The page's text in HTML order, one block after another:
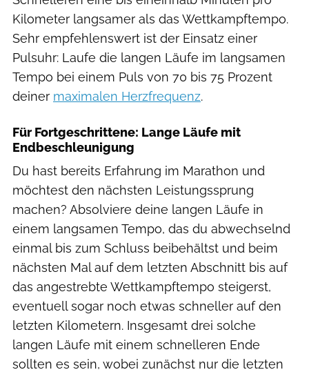
Kilometer langsamer als das Wettkampftempo.
Sehr empfehlenswert ist der Einsatz einer
Pulsuhr: Laufe die langen Läufe im langsamen
Tempo bei einem Puls von 70 bis 75 Prozent
deiner maximalen Herzfrequenz.
Für Fortgeschrittene: Lange Läufe mit
Endbeschleunigung
Du hast bereits Erfahrung im Marathon und
möchtest den nächsten Leistungssprung
machen? Absolviere deine langen Läufe in
einem langsamen Tempo, das du abwechselnd
einmal bis zum Schluss beibehältst und beim
nächsten Mal auf dem letzten Abschnitt bis auf
das angestrebte Wettkampftempo steigerst,
eventuell sogar noch etwas schneller auf den
letzten Kilometern. Insgesamt drei solche
langen Läufe mit einem schnelleren Ende
sollten es sein, wobei zunächst nur die letzten